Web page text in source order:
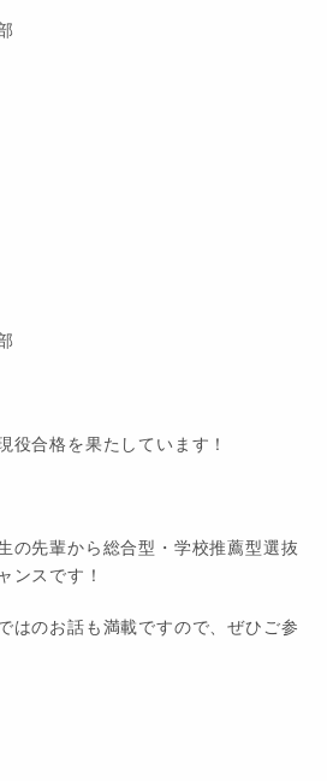
役合格を果たしています！
の先輩から総合型・学校推薦型選抜
ンスです！
はのお話も満載ですので、ぜひご参